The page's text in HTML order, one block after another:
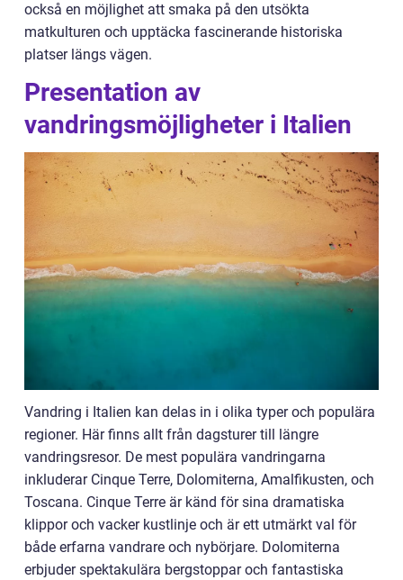
också en möjlighet att smaka på den utsökta
matkulturen och upptäcka fascinerande historiska
platser längs vägen.
Presentation av
vandringsmöjligheter i Italien
Vandring i Italien kan delas in i olika typer och populära
regioner. Här finns allt från dagsturer till längre
vandringsresor. De mest populära vandringarna
inkluderar Cinque Terre, Dolomiterna, Amalfikusten, och
Toscana. Cinque Terre är känd för sina dramatiska
klippor och vacker kustlinje och är ett utmärkt val för
både erfarna vandrare och nybörjare. Dolomiterna
erbjuder spektakulära bergstoppar och fantastiska